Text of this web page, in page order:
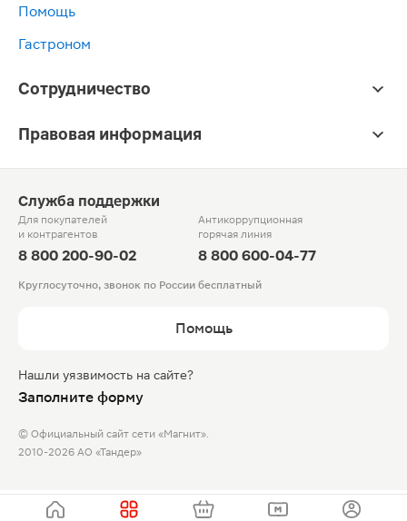
Помощь
Гастроном
Сотрудничество
Правовая информация
Служба поддержки
Для покупателей
и контрагентов
8 800 200-90-02
Антикоррупционная
горячая линия
8 800 600-04-77
Круглосуточно, звонок по России бесплатный
Помощь
Нашли уязвимость на сайте?
Заполните форму
© Официальный сайт сети «Магнит».
2010-2026 АО «Тандер»